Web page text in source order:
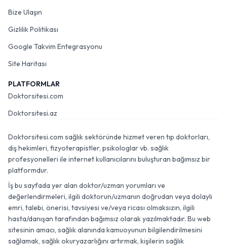
Bize Ulaşın
Gizlilik Politikası
Google Takvim Entegrasyonu
Site Haritası
PLATFORMLAR
Doktorsitesi.com
Doktorsitesi.az
Doktorsitesi.com sağlık sektöründe hizmet veren tıp doktorları,
diş hekimleri, fizyoterapistler, psikologlar vb. sağlık
profesyonelleri ile internet kullanıcılarını buluşturan bağımsız bir
platformdur.
İş bu sayfada yer alan doktor/uzman yorumları ve
değerlendirmeleri, ilgili doktorun/uzmanın doğrudan veya dolaylı
emri, talebi, önerisi, tavsiyesi ve/veya ricası olmaksızın, ilgili
hasta/danışan tarafından bağımsız olarak yazılmaktadır. Bu web
sitesinin amacı, sağlık alanında kamuoyunun bilgilendirilmesini
sağlamak, sağlık okuryazarlığını artırmak, kişilerin sağlık